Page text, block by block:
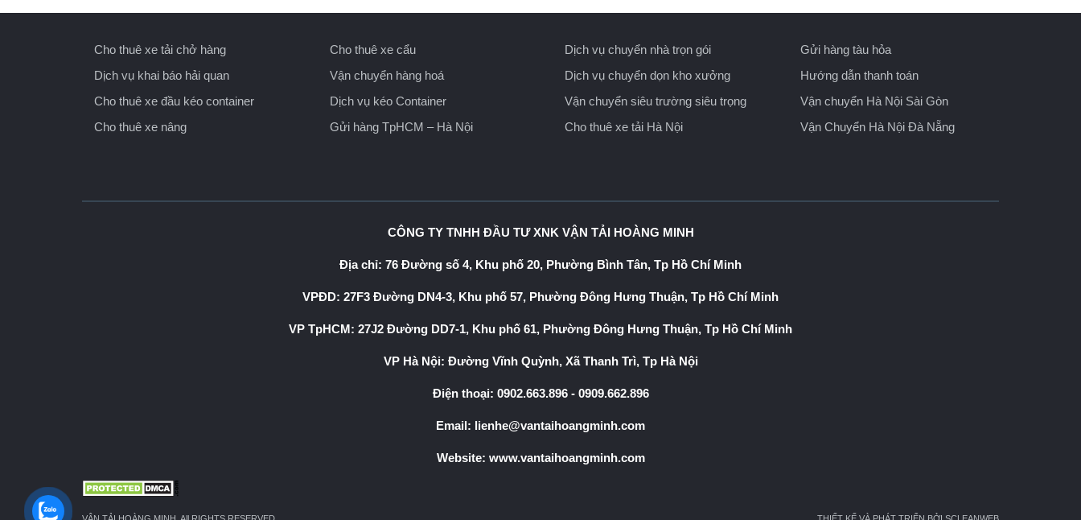
Cho thuê xe tải chở hàng
Dịch vụ khai báo hải quan
Cho thuê xe đầu kéo container
Cho thuê xe nâng
Cho thuê xe cẩu
Vận chuyển hàng hoá
Dịch vụ kéo Container
Gửi hàng TpHCM – Hà Nội
Dịch vụ chuyển nhà trọn gói
Dịch vụ chuyển dọn kho xưởng
Vận chuyển siêu trường siêu trọng
Cho thuê xe tải Hà Nội
Gửi hàng tàu hỏa
Hướng dẫn thanh toán
Vận chuyển Hà Nội Sài Gòn
Vận Chuyển Hà Nội Đà Nẵng
CÔNG TY TNHH ĐẦU TƯ XNK VẬN TẢI HOÀNG MINH
Địa chỉ: 76 Đường số 4, Khu phố 20, Phường Bình Tân, Tp Hồ Chí Minh
VPĐD: 27F3 Đường DN4-3, Khu phố 57, Phường Đông Hưng Thuận, Tp Hồ Chí Minh
VP TpHCM: 27J2 Đường DD7-1, Khu phố 61, Phường Đông Hưng Thuận, Tp Hồ Chí Minh
VP Hà Nội: Đường Vĩnh Quỳnh, Xã Thanh Trì, Tp Hà Nội
Điện thoại: 0902.663.896- 0909.662.896
Email: lienhe@vantaihoangminh.com
Website: www.vantaihoangminh.com